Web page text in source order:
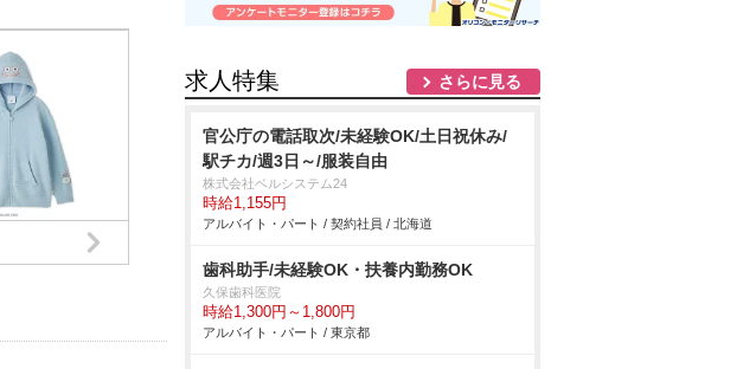
求人特集 さらに見る
官公庁の電話取次/未経験OK/土日祝休み/
駅チカ/週3日～/服装自由
株式会社ベルシステム24
時給1,155円
アルバイト・パート / 契約社員 / 北海道
歯科助手/未経験OK・扶養内勤務OK
久保歯科医院
時給1,300円～1,800円
アルバイト・パート / 東京都